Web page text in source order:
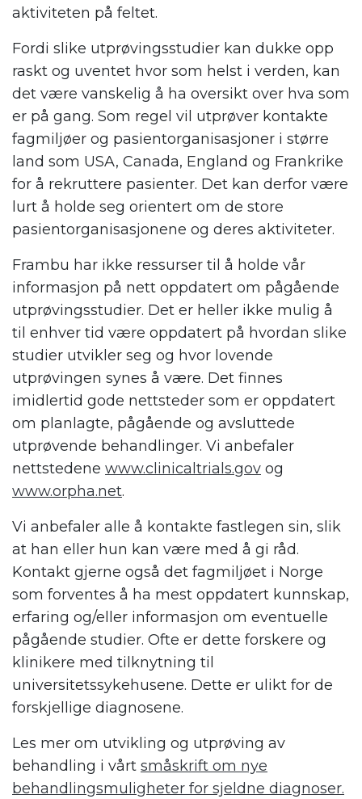
aktiviteten på feltet.
Fordi slike utprøvingsstudier kan dukke opp
raskt og uventet hvor som helst i verden, kan
det være vanskelig å ha oversikt over hva som
er på gang. Som regel vil utprøver kontakte
fagmiljøer og pasientorganisasjoner i større
land som USA, Canada, England og Frankrike
for å rekruttere pasienter. Det kan derfor være
lurt å holde seg orientert om de store
pasientorganisasjonene og deres aktiviteter.
Frambu har ikke ressurser til å holde vår
informasjon på nett oppdatert om pågående
utprøvingsstudier. Det er heller ikke mulig å
til enhver tid være oppdatert på hvordan slike
studier utvikler seg og hvor lovende
utprøvingen synes å være. Det finnes
imidlertid gode nettsteder som er oppdatert
om planlagte, pågående og avsluttede
utprøvende behandlinger. Vi anbefaler
nettstedene www.clinicaltrials.gov og
www.orpha.net.
Vi anbefaler alle å kontakte fastlegen sin, slik
at han eller hun kan være med å gi råd.
Kontakt gjerne også det fagmiljøet i Norge
som forventes å ha mest oppdatert kunnskap,
erfaring og/eller informasjon om eventuelle
pågående studier. Ofte er dette forskere og
klinikere med tilknytning til
universitetssykehusene. Dette er ulikt for de
forskjellige diagnosene.
Les mer om utvikling og utprøving av
behandling i vårt småskrift om nye
behandlingsmuligheter for sjeldne diagnoser.